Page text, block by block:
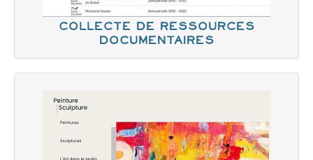
collecte de ressources
documentaires